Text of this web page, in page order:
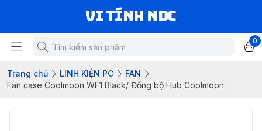
VI TÍNH NDC
0
Trang chủ LINH KIỆN PC
FAN
Fan case Coolmoon WF1 Black/ Đồng bộ Hub Coolmoon